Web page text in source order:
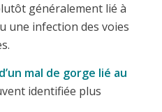
généralement lié à
une infection des voies
mal de gorge lié au
identifiée plus